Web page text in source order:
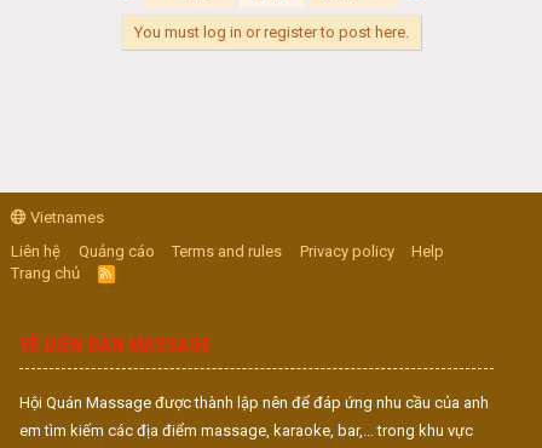
You must log in or register to post here.
Vietnames
Liên hệ
Quảng cáo Terms and rules Privacy policy
Help
Trang chủ
R
S
VỀ DIỄN ĐÀN MASSAGE
Hội Quán Massage được thành lập nên để đáp ứng nhu cầu của anh
em tìm kiếm các địa điểm massage, karaoke, bar,... trong khu vực